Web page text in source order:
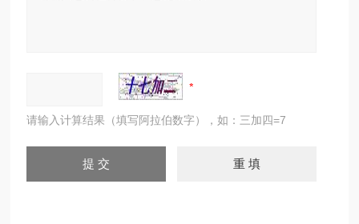
请输入计算结果（填写阿拉伯数字），如：三加四=7